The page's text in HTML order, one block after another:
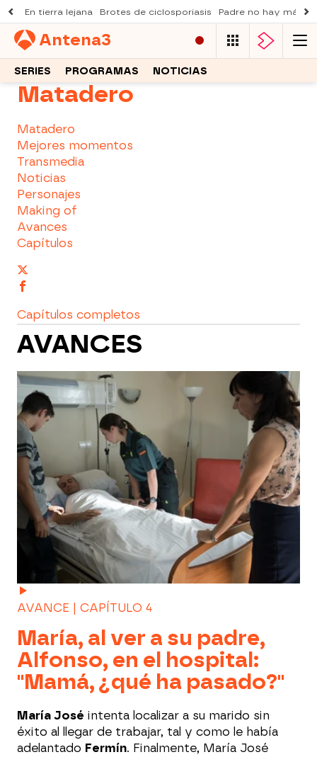
En tierra lejana Brotes de ciclosporiasis Padre no hay más
Antena3
SERIES PROGRAMAS NOTICIAS
Matadero
Matadero
Mejores momentos
Transmedia
Noticias
Personajes
Making of
Avances
Capítulos
Capítulos completos
AVANCES
AVANCE | CAPÍTULO 4
María, al ver a su padre,
Alfonso, en el hospital:
"Mamá, ¿qué ha pasado?"
María José intenta localizar a su marido sin
éxito al llegar de trabajar, tal y como le había
adelantado Fermín. Finalmente, María José